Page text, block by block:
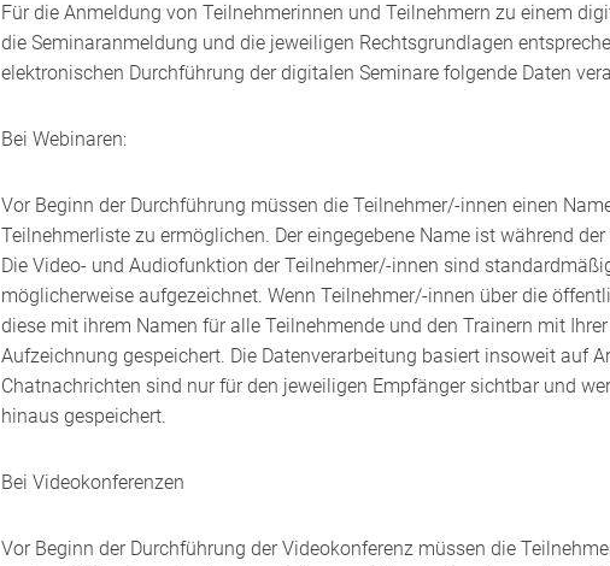
Für die Anmeldung von Teilnehmerinnen und Teilnehmern zu einem
die Seminaranmeldung und die jeweiligen Rechtsgrundlagen
elektronischen Durchführung der digitalen Seminare folgende Daten
Bei Webinaren:
Vor Beginn der Durchführung müssen die Teilnehmer/-innen einen
Teilnehmerliste zu ermöglichen. Der eingegebene Name ist während
Die Video- und Audiofunktion der Teilnehmer/-innen sind
möglicherweise aufgezeichnet. Wenn Teilnehmer/-innen über die
diese mit ihrem Namen für alle Teilnehmende und den Trainern mit
Aufzeichnung gespeichert. Die Datenverarbeitung basiert insoweit auf
Chatnachrichten sind nur für den jeweiligen Empfänger sichtbar und
hinaus gespeichert.
Bei Videokonferenzen
Vor Beginn der Durchführung der Videokonferenz müssen die